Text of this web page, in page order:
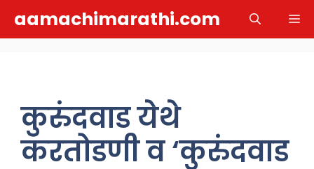
aamachimarathi.com
कुरुंदवाड येथे
करतोडणी व ‘कुरुंदवाड